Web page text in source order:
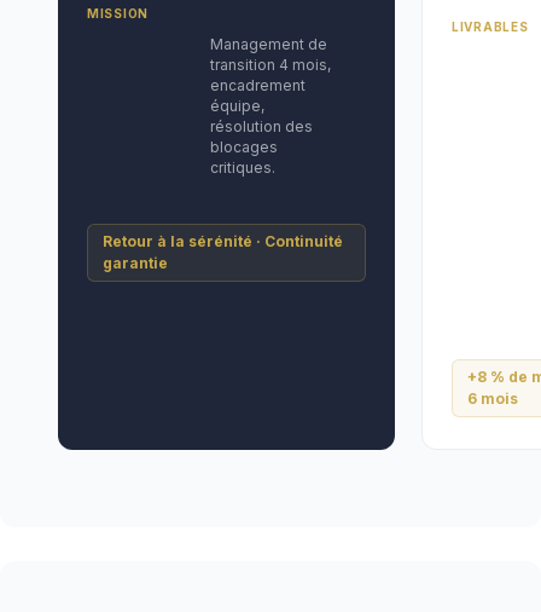
MISSION
Management de
transition 4 mois,
encadrement
équipe,
résolution des
blocages
critiques.
Retour à la sérénité · Continuité
garantie
LIVRABLES
+8 % de
6 mois